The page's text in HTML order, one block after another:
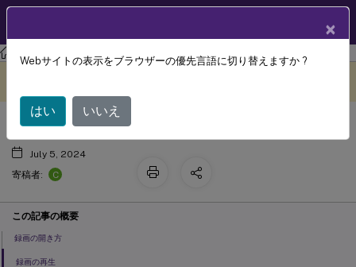
Session Recording Session Recording 2112
録画の再生
July 5, 2024
寄稿者:
C
この記事の概要
録画の開き方
録画の再生
×
Webサイトの表示をブラウザーの優先言語に切り替えますか ?
はい いいえ